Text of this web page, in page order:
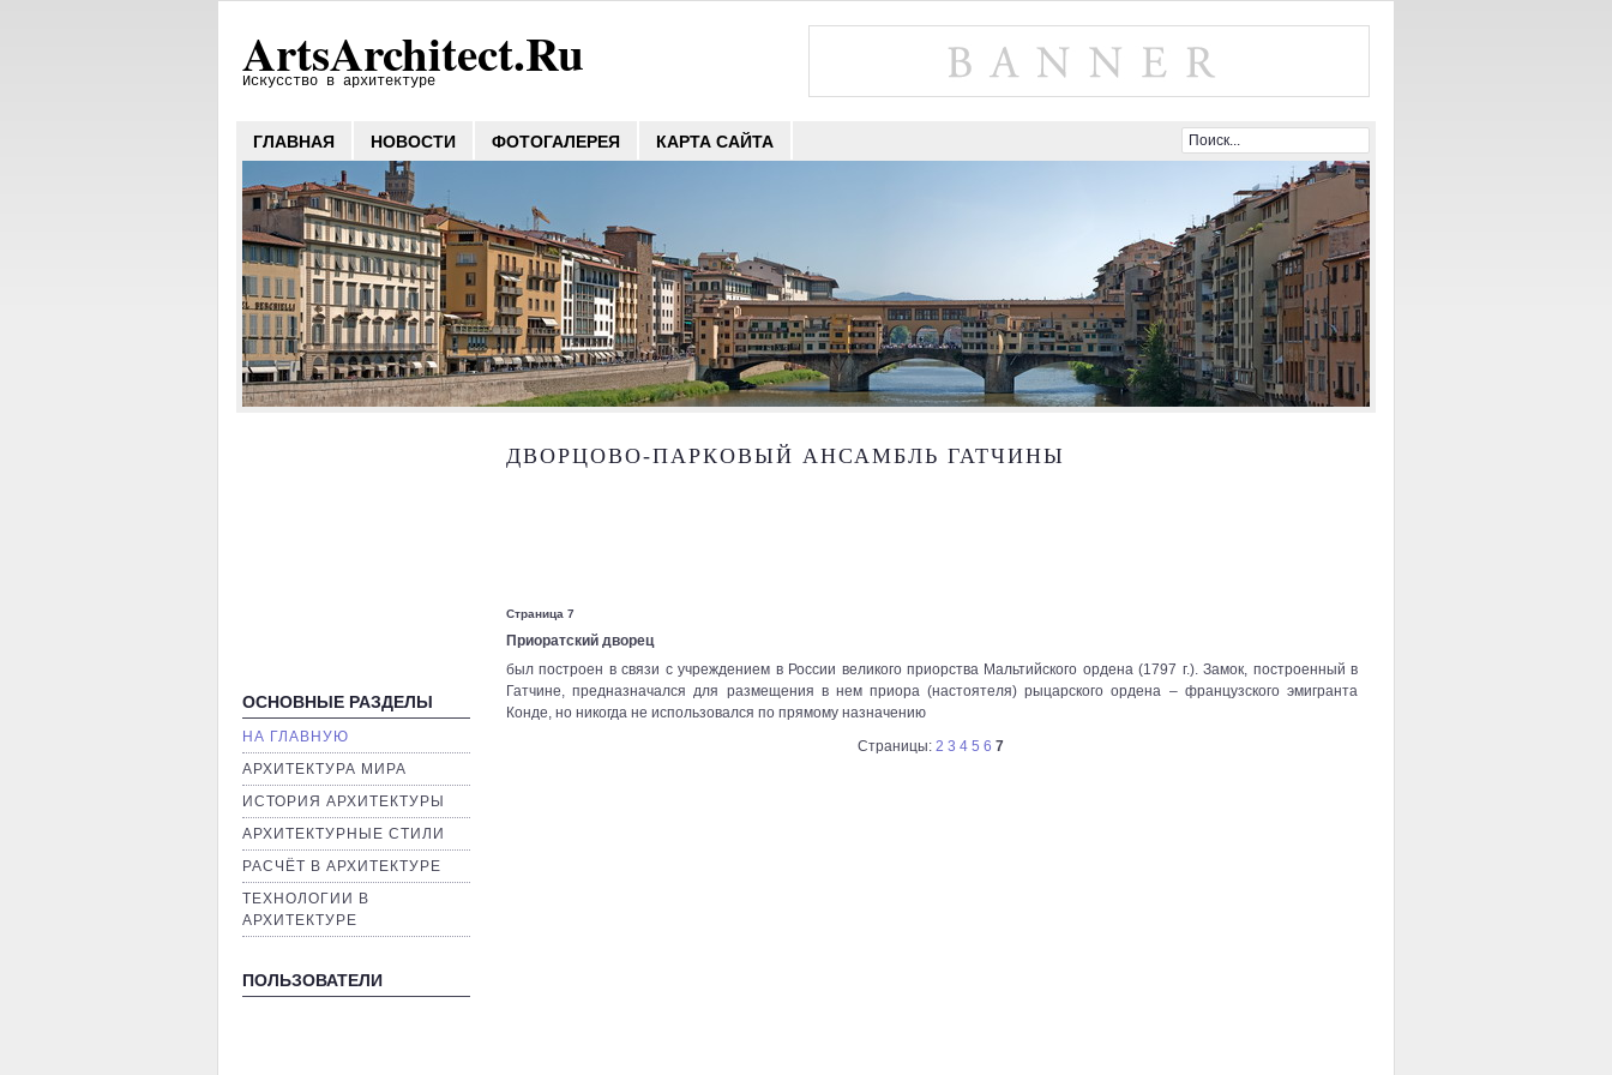
ArtsArchitect.Ru
Искусство в архитектуре
ГЛАВНАЯ НОВОСТИ ФОТОГАЛЕРЕЯ КАРТА САЙТА
ОСНОВНЫЕ РАЗДЕЛЫ
НА ГЛАВНУЮ
AРХИТЕКТУРА МИРА
ИСТОРИЯ АРХИТЕКТУРЫ
AРХИТЕКТУРНЫЕ СТИЛИ
РАСЧЁТ В АРХИТЕКТУРЕ
ТЕХНОЛОГИИ В
АРХИТЕКТУРЕ
ПОЛЬЗОВАТЕЛИ
ДВОРЦОВО-ПАРКОВЫЙ АНСАМБЛЬ ГАТЧИНЫ
Страница 7
Приоратский дворец
был построен в связи с учреждением в России великого приорства Мальтийского ордена (1797 г.). Замок, построенный в
Гатчине, предназначался для размещения в нем приора (настоятеля) рыцарского ордена – французского эмигранта
Конде, но никогда не использовался по прямому назначению
Страницы: 2 3 4 5 6 7